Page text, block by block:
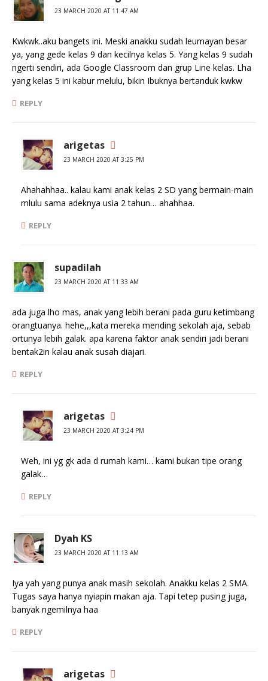
23 MARCH 2020 AT 11:47 AM
Kwkwk..aku bangets ini. Meski anakku sudah leumayan besar
ya, yang gede kelas 9 dan kecilnya kelas 5. Yang kelas 9 sudah
ngerti sendiri, ada Google Classroom dan grup Line kelas. Lha
yang kelas 5 ini kabur melulu, bikin Ibuknya bertanduk kwkw
REPLY
arigetas
23 MARCH 2020 AT 3:25 PM
Ahahahhaa.. kalau kami anak kelas 2 SD yang bermain-main
mlulu sama adeknya usia 2 tahun… ahahhaa.
REPLY
supadilah
23 MARCH 2020 AT 11:33 AM
ada juga lho mas, anak yang lebih berani pada guru ketimbang
orangtuanya. hehe,,,kata mereka mending sekolah aja, sebab
ortunya lebih galak. apa karena faktor anak sendiri jadi berani
bentak2in kalau anak susah diajari.
REPLY
arigetas
23 MARCH 2020 AT 3:24 PM
Weh, ini yg gk ada d rumah kami… kami bukan tipe orang
galak…
REPLY
Dyah KS
23 MARCH 2020 AT 11:13 AM
Iya yah yang punya anak masih sekolah. Anakku kelas 2 SMA.
Tugas saya hanya nyiapin makan aja. Tapi tetep pusing juga,
banyak ngemilnya haa
REPLY
arigetas